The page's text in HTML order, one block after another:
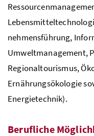
nehmensführung,
Umweltmanagement,
Regionaltourismus,
Ernährungsökologie
Energietechnik).
Berufliche